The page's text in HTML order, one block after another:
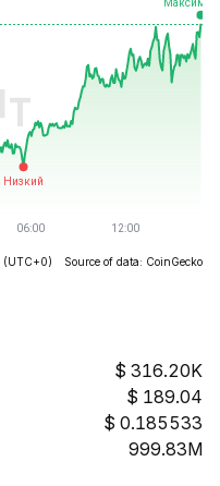
(UTC+0) Source of data: CoinGecko
316.20K
189.04
0.185533
999.83M